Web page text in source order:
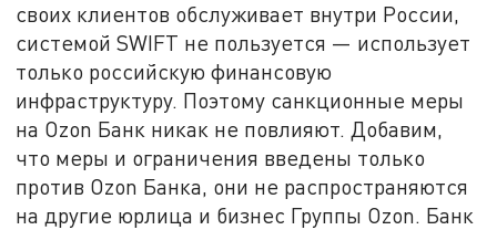
своих клиентов обслуживает внутри России,
системой SWIFT не пользуется — использует
только российскую финансовую
инфраструктуру. Поэтому санкционные меры
на Ozon Банк никак не повлияют. Добавим,
что меры и ограничения введены только
против Ozon Банка, они не распространяются
на другие юрлица и бизнес Группы Ozon. Банк